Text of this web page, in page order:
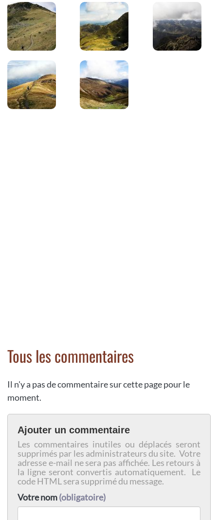
Tous les commentaires
Il n'y a pas de commentaire sur cette page pour le
moment.
Ajouter un commentaire
Les commentaires inutiles ou déplacés seront
supprimés par les administrateurs du site. Votre
adresse e-mail ne sera pas affichée. Les retours à
la ligne seront convertis automatiquement. Le
code HTML sera supprimé du message.
Votre nom(obligatoire)